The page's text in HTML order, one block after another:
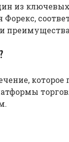
из
Форекс,